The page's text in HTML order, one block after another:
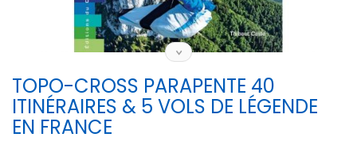
TOPO-CROSS PARAPENTE 40
ITINÉRAIRES & 5 VOLS DE LÉGENDE
EN FRANCE